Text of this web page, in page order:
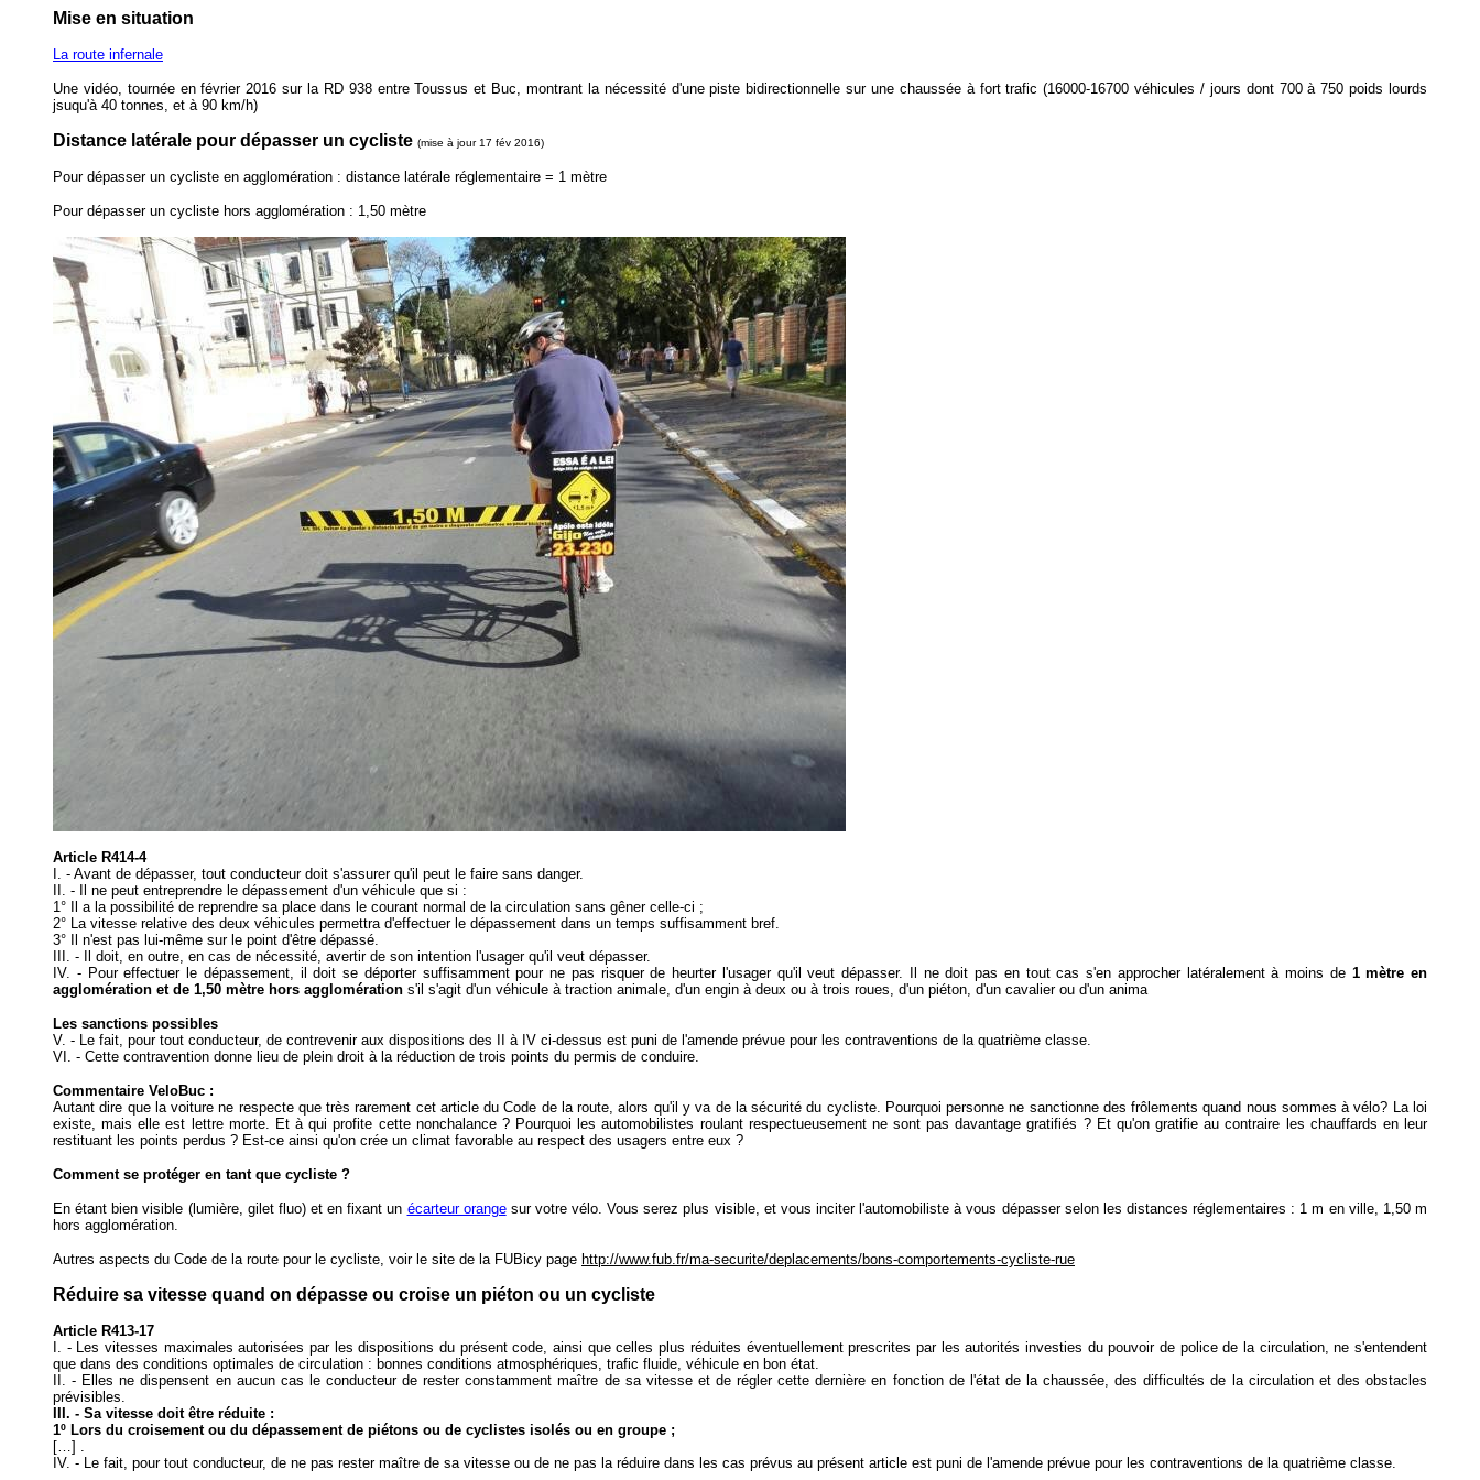
Mise en situation
La route infernale
Une vidéo, tournée en février 2016 sur la RD 938 entre Toussus et Buc, montrant la nécessité d'une piste bidirectionnelle sur une chaussée à fort trafic (16000-16700 véhicules / jours dont 700 à 750 poids lourds
jsuqu'à 40 tonnes, et à 90 km/h)
Distance latérale pour dépasser un cycliste (mise à jour 17 fév 2016)
Pour dépasser un cycliste en agglomération : distance latérale réglementaire = 1 mètre
Pour dépasser un cycliste hors agglomération : 1,50 mètre
Article R414-4
I. - Avant de dépasser, tout conducteur doit s'assurer qu'il peut le faire sans danger.
II. - Il ne peut entreprendre le dépassement d'un véhicule que si :
1° Il a la possibilité de reprendre sa place dans le courant normal de la circulation sans gêner celle-ci ;
2° La vitesse relative des deux véhicules permettra d'effectuer le dépassement dans un temps suffisamment bref.
3° Il n'est pas lui-même sur le point d'être dépassé.
III. - Il doit, en outre, en cas de nécessité, avertir de son intention l'usager qu'il veut dépasser.
IV. - Pour effectuer le dépassement, il doit se déporter suffisamment pour ne pas risquer de heurter l'usager qu'il veut dépasser. Il ne doit pas en tout cas s'en approcher latéralement à moins de 1 mètre en
agglomération et de 1,50 mètre hors agglomération s'il s'agit d'un véhicule à traction animale, d'un engin à deux ou à trois roues, d'un piéton, d'un cavalier ou d'un anima
Les sanctions possibles
V. - Le fait, pour tout conducteur, de contrevenir aux dispositions des II à IV ci-dessus est puni de l'amende prévue pour les contraventions de la quatrième classe.
VI. - Cette contravention donne lieu de plein droit à la réduction de trois points du permis de conduire.
Commentaire VeloBuc :
Autant dire que la voiture ne respecte que très rarement cet article du Code de la route, alors qu'il y va de la sécurité du cycliste. Pourquoi personne ne sanctionne des frôlements quand nous sommes à vélo? La loi
existe, mais elle est lettre morte. Et à qui profite cette nonchalance ? Pourquoi les automobilistes roulant respectueusement ne sont pas davantage gratifiés ? Et qu'on gratifie au contraire les chauffards en leur
restituant les points perdus ? Est-ce ainsi qu'on crée un climat favorable au respect des usagers entre eux ?
Comment se protéger en tant que cycliste ?
En étant bien visible (lumière, gilet fluo) et en fixant un écarteur orangesur votre vélo. Vous serez plus visible, et vous inciter l'automobiliste à vous dépasser selon les distances réglementaires : 1 m en ville, 1,50 m
hors agglomération.
Autres aspects du Code de la route pour le cycliste, voir le site de la FUBicy page http://www.fub.fr/ma-securite/deplacements/bons-comportements-cycliste-rue
Réduire sa vitesse quand on dépasse ou croise un piéton ou un cycliste
Article R413-17
I. - Les vitesses maximales autorisées par les dispositions du présent code, ainsi que celles plus réduites éventuellement prescrites par les autorités investies du pouvoir de police de la circulation, ne s'entendent
que dans des conditions optimales de circulation : bonnes conditions atmosphériques, trafic fluide, véhicule en bon état.
II. - Elles ne dispensent en aucun cas le conducteur de rester constamment maître de sa vitesse et de régler cette dernière en fonction de l'état de la chaussée, des difficultés de la circulation et des obstacles
prévisibles.
III. - Sa vitesse doit être réduite :
1º Lors du croisement ou du dépassement de piétons ou de cyclistes isolés ou en groupe ;
[…] .
IV. - Le fait, pour tout conducteur, de ne pas rester maître de sa vitesse ou de ne pas la réduire dans les cas prévus au présent article est puni de l'amende prévue pour les contraventions de la quatrième classe.